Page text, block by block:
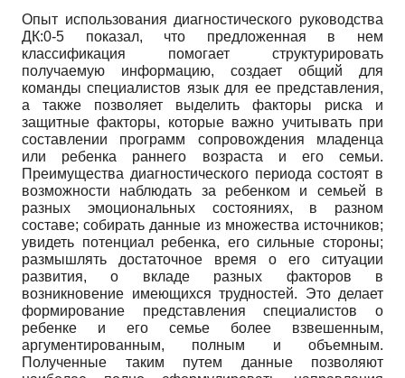
Опыт использования диагностического руководства
ДК:0-5 показал, что предложенная в нем
классификация помогает структурировать
получаемую информацию, создает общий для
команды специалистов язык для ее представления,
а также позволяет выделить факторы риска и
защитные факторы, которые важно учитывать при
составлении программ сопровождения младенца
или ребенка раннего возраста и его семьи.
Преимущества диагностического периода состоят в
возможности наблюдать за ребенком и семьей в
разных эмоциональных состояниях, в разном
составе; собирать данные из множества источников;
увидеть потенциал ребенка, его сильные стороны;
размышлять достаточное время о его ситуации
развития, о вкладе разных факторов в
возникновение имеющихся трудностей. Это делает
формирование представления специалистов о
ребенке и его семье более взвешенным,
аргументированным, полным и объемным.
Полученные таким путем данные позволяют